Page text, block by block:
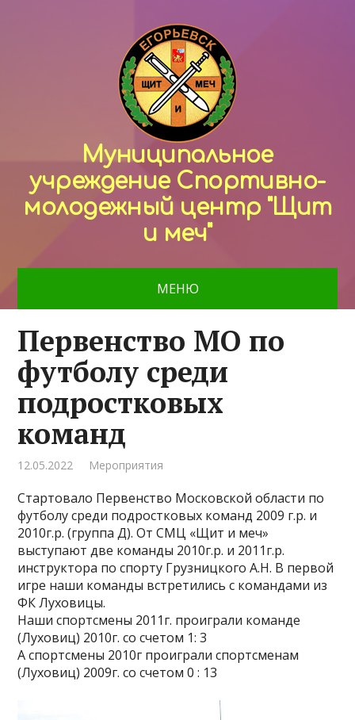
Муниципальное
учреждение Спортивно-
молодежный центр "Щит
и меч"
МЕНЮ
Первенство МО по
футболу среди
подростковых
команд
12.05.2022 Мероприятия
Стартовало Первенство Московской области по
футболу среди подростковых команд 2009 г.р. и
2010г.р. (группа Д). От СМЦ «Щит и меч»
выступают две команды 2010г.р. и 2011г.р.
инструктора по спорту Грузницкого А.Н. В первой
игре наши команды встретились с командами из
ФК Луховицы.
Наши спортсмены 2011г. проиграли команде
(Луховиц) 2010г. со счетом 1: 3
А спортсмены 2010г проиграли спортсменам
(Луховиц) 2009г. со счетом 0 : 13